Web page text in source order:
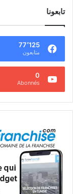
تابعونا
77٬125
متابعون
0
Abonnés